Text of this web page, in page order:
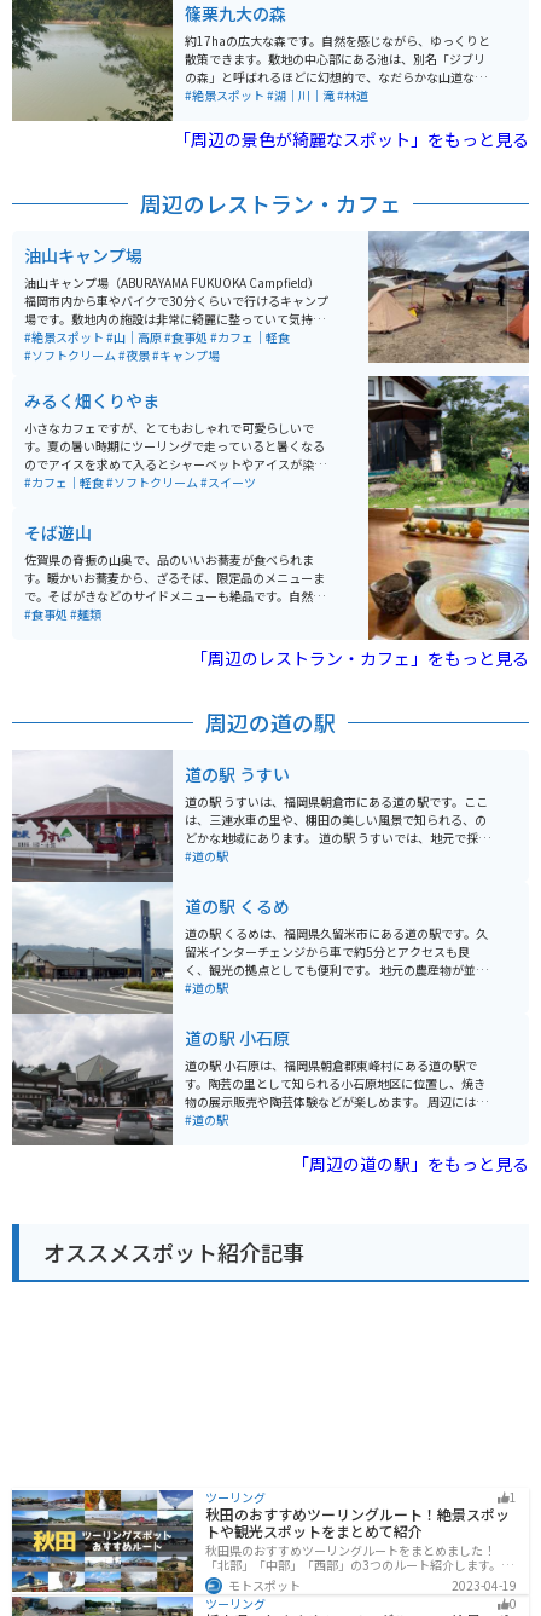
夜になると、福岡タワーや博多湾を一望する美しい夜景
も見ることができます。
篠栗九大の森
約17haの広大な森です。自然を感じながら、ゆっくりと
散策できます。敷地の中心部にある池は、別名「ジブリ
の森」と呼ばれるほどに幻想的で、なだらかな山道なの
でウォーキング初心者でもオススメです。道中は田舎道
きます。
#絶景スポット #湖｜川｜滝#林道
「周辺の景色が綺麗なスポット」をもっと見る
周辺のレストラン・カフェ
油山キャンプ場
油山キャンプ場（ABURAYAMA FUKUOKA Campfield）
福岡市内から車やバイクで30分くらいで行けるキャンプ
場です。敷地内の施設は非常に綺麗に整っていて気持ち
よく過ごせます。日帰りツーリングで行って、美味しい
コーヒーやソフトクリームを味わうことも楽しめます。
もこの施設の大きな特徴です。 広々とした敷地内では自
然を満喫したり、散策を楽しんだりと、アウトドア初心
者でも安心して過ごせます。ソロキャンプなら平日1,00
0円台から宿泊可能という手軽さも嬉しいポイントです。
夜になれば福岡市内を一望できる圧巻の夜景。山の静け
さの中で、きらめく街の灯りを眺める時間は、ここでし
#絶景スポット #山｜高原#食事処 #カフェ｜軽食
#ソフトクリーム#夜景#キャンプ場
みるく畑くりやま
小さなカフェですが、とてもおしゃれで可愛らしいで
す。夏の暑い時期にツーリングで走っていると暑くなる
のでアイスを求めて入るとシャーベットやアイスが染み
渡ります。お店の雰囲気もいいので、ぜひ立ち寄ってみ
#カフェ｜軽食#ソフトクリーム#スイーツ
そば遊山
佐賀県の脊振の山奥で、品のいいお蕎麦が食べられま
す。暖かいお蕎麦から、ざるそば、限定品のメニューま
で。そばがきなどのサイドメニューも絶品です。自然を
眺めながらお蕎麦をいただく時間は、贅沢そのもので
#食事処 #麺類
「周辺のレストラン・カフェ」をもっと見る
周辺の道の駅
道の駅 うすい
道の駅 うすいは、福岡県朝倉市にある道の駅です。ここ
は、三連水車の里や、棚田の美しい風景で知られる、の
どかな地域にあります。 道の駅 うすいでは、地元で採れ
た新鮮な野菜や果物を買うことができます。特産品は、
元の食材を使った郷土料理を味わうことができます。 バ
イクで訪れる際は、広々とした駐車場があるので安心で
す。道の駅 うすいは、周囲の山々を走るツーリングルー
トの休憩地点としても最適です。美しい景色を楽しみな
がら、地元の美味しいものを堪能してください。
#道の駅
道の駅 くるめ
道の駅 くるめは、福岡県久留米市にある道の駅です。久
留米インターチェンジから車で約5分とアクセスも良
く、観光の拠点としても便利です。 地元の農産物が並ぶ
直売所や、久留米ラーメンなどご当地グルメが堪能でき
使った製品です。 バイクで訪れる場合は、広い駐車場が
あるので安心です。道の駅 くるめは、広々とした敷地で
休憩しやすく、ツーリング中のライダーにとっても優し
いスポットと言えるでしょう。 周辺には、耳納連山の豊
かな自然が広がっており、自然を感じながらツーリング
べる「ブリヂストン美術館」もおすすめです。
#道の駅
道の駅 小石原
道の駅 小石原は、福岡県朝倉郡東峰村にある道の駅で
す。陶芸の里として知られる小石原地区に位置し、焼き
物の展示販売や陶芸体験などが楽しめます。 周辺には、
約50軒の窯元が集まる「小石原焼伝統産業会館」や、地
す。また、春には桜、秋には紅葉の名所としても知られ
す。 小石原焼は、日々の暮らしに馴染む素朴な風合いが
特徴で、お土産にも最適です。特に、飛び鉋や刷毛目な
どの伝統的な技法を用いた作品は、一見の価値がありま
#道の駅
「周辺の道の駅」をもっと見る
オススメスポット紹介記事
ツーリング 1
秋田のおすすめツーリングルート！絶景スポッ
トや観光スポットをまとめて紹介
秋田県のおすすめツーリングルートをまとめました！
「北部」「中部」「西部」の3つのルート紹介します。自
然豊かな山々や湖、温泉地が点在し、四季折々の景色を
楽しめるスポットが多数あります。バイクで秋田県にツ
ーリングに行く際は参考にしてください。
モトスポット
2023-04-19
ツーリング
0